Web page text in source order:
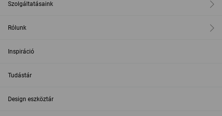
Szolgáltatásaink
Rólunk
Inspiráció
Tudástár
Design eszköztár